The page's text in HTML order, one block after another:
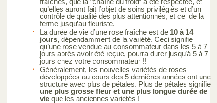
qu’elles auront fait l’objet de soins privilégiés et d’un
contrôle de qualité des plus attentionnés, et ce, de la
ferme jusqu’au fleuriste.
La durée de vie d’une rose fraîche est de 10 à 14
jours, dépendamment de la variété. Ceci signifie
qu’une rose vendue au consommateur dans les 5 à 7
jours après avoir été reçue, pourra durer jusqu’à 5 à 7
jours chez votre consommateur !!
Généralement, les nouvelles variétés de roses
développées au cours des 5 dernières années ont une
structure avec plus de pétales. Plus de pétales signifie
une plus grosse fleur et une plus longue durée de
vie que les anciennes variétés !